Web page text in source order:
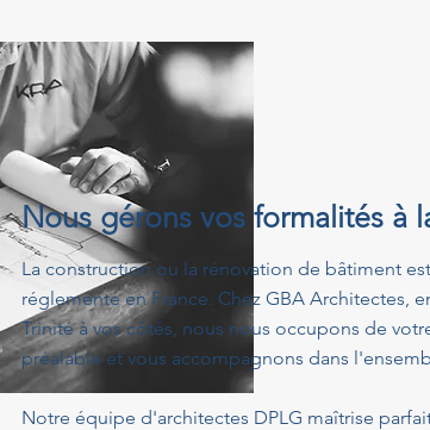
Nous gérons vos formalités à
La construction ou la rénovation de bâtiment
réglementé en France. Chez GBA Architectes,
Trinité à vos côtés, nous nous occupons de
préalable et vous accompagnons dans
Notre équipe d'architectes DPLG maîtrise